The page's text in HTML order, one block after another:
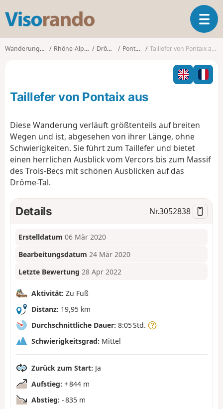
s
o
o
T
o
l
n
i
Wanderungen Rhône-Alpes Drôme Pontaix Taillefer von Pontaix aus
Taillefer von Pontaix aus
Diese Wanderung verläuft größtenteils auf breiten
Wegen und ist, abgesehen von ihrer Länge, ohne
Schwierigkeiten. Sie führt zum Taillefer und bietet
einen herrlichen Ausblick vom Vercors bis zum Massif
des Trois-Becs mit schönen Ausblicken auf das
Drôme-Tal.
Details Nr.3052838
Erstelldatum 06 Mär 2020
Bearbeitungsdatum 24 Mär 2020
Letzte Bewertung 28 Apr 2022
Aktivität: Zu Fuß
Distanz: 19,95 km
Durchschnittliche Dauer: 8:05 Std.
Schwierigkeitsgrad: Mittel
Zurück zum Start: Ja
Aufstieg: + 844 m
Abstieg: - 835 m